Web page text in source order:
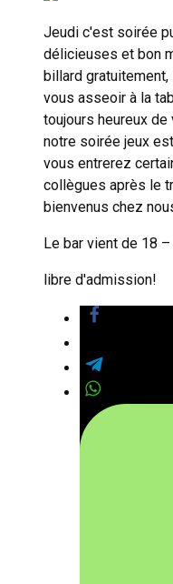
Jeudi c'est soirée
délicieuses et bon
billard
vous asseoir à la
toujours heureux
notre soirée jeux
vous entrerez
collègues après le
bienvenus chez
Le bar vient de 18 –
libre d'admission!